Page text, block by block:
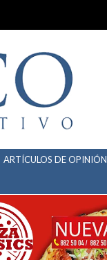
ARTÍCULOS DE OPINIÓN